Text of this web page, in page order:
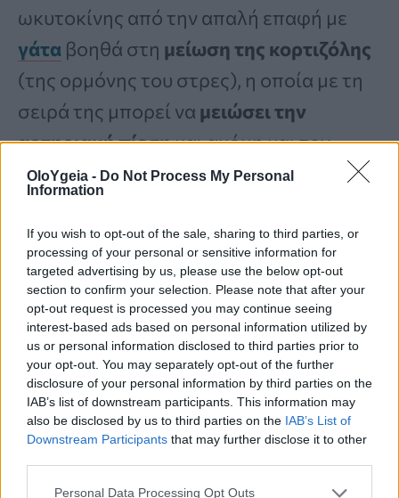
OloYgeia - Do Not Process My Personal
Information
If you wish to opt-out of the sale, sharing to third parties, or
processing of your personal or sensitive information for
targeted advertising by us, please use the below opt-out
section to confirm your selection. Please note that after your
opt-out request is processed you may continue seeing
interest-based ads based on personal information utilized by
us or personal information disclosed to third parties prior to
your opt-out. You may separately opt-out of the further
disclosure of your personal information by third parties on the
IAB’s list of downstream participants. This information may
also be disclosed by us to third parties on the IAB’s List of
Downstream Participants that may further disclose it to other
Personal Data Processing Opt Outs
ωκυτοκίνης από την απαλή επαφή με
γάτα βοηθά στη μείωση της κορτιζόλης
(της ορμόνης του στρες), η οποία με τη
σειρά της μπορεί να μειώσει την
αρτηριακή πίεσηκαι ακόμη και τον
πόνο.
Πότε απελευθερώνεται η
ωκυτοκίνη μεταξύ γάτας και
ανθρώπου;
Η έρευνα δείχνει ότι ηήπια, ηθελημένη
επαφή(χωρίς να πιέσει, δηλαδή, ο
ιδιοκτήτης της γάτας τη γάτα για χάδια)
είναι οκύριος παράγοντας
ενεργοποίησης της ωκυτοκίνης
στους